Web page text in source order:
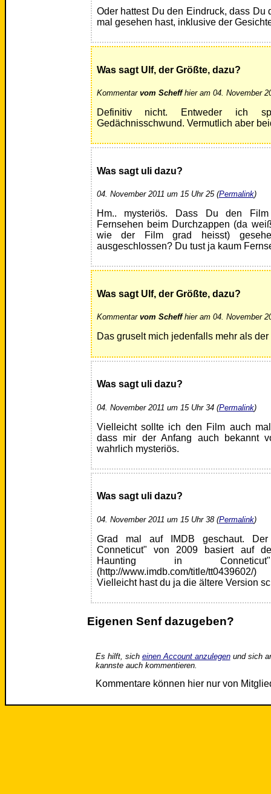
Oder hattest Du den Eindruck, dass Du
mal gesehen hast, inklusive der
Was sagt Ulf, der Größte, dazu?
Kommentar vom Scheffhier am 04. November
Definitiv nicht. Entweder ich
Gedächnisschwund. Vermutlich aber
Was sagt uli dazu?
04. November 2011 um 15 Uhr 25 (Permalink)
Hm.. mysteriös. Dass Du den
Fernsehen beim Durchzappen (da
wie der Film grad heisst)
ausgeschlossen? Du tust ja kaum
Was sagt Ulf, der Größte, dazu?
Kommentar vom Scheffhier am 04. November
Das gruselt mich jedenfalls mehr als
Was sagt uli dazu?
04. November 2011 um 15 Uhr 34 (Permalink)
Vielleicht sollte ich den Film auch
dass mir der Anfang auch bekannt
wahrlich mysteriös.
Was sagt uli dazu?
04. November 2011 um 15 Uhr 38 (Permalink)
Grad mal auf IMDB geschaut.
Conneticut" von 2009 basiert auf
Haunting in
(http://www.imdb.com/title/tt0439602/)
Vielleicht hast du ja die ältere Version
Eigenen Senf dazugeben?
Es hilft, sich einen Account anzulegenund sich
kannste auch kommentieren.
Kommentare können hier nur von